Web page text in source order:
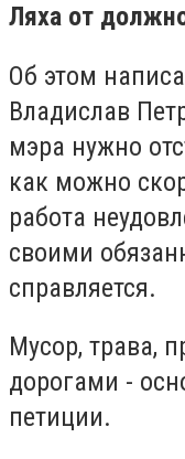
Ляха от
Об этом
Владислав
мэра нужно
как можно
работа
своими
справляется.
Мусор, трава,
дорогами -
петиции.